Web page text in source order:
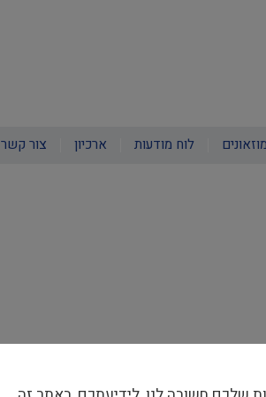
לוח מודעות ארכיון צור קשר